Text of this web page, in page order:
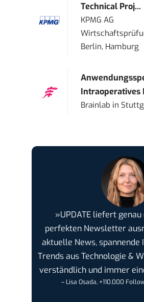
Technical Proj...
KPMG AG
Berlin, Hamburg
Intraoperatives
Brainlab in
»UPDATE liefert
perfekten Newsletter
aktuelle News, spannende
Trends aus Technologie &
verständlich und immer
– Lisa Osada, +110.000